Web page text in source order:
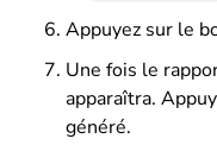
Appuyez sur le
Une fois le
apparaîtra.
généré.